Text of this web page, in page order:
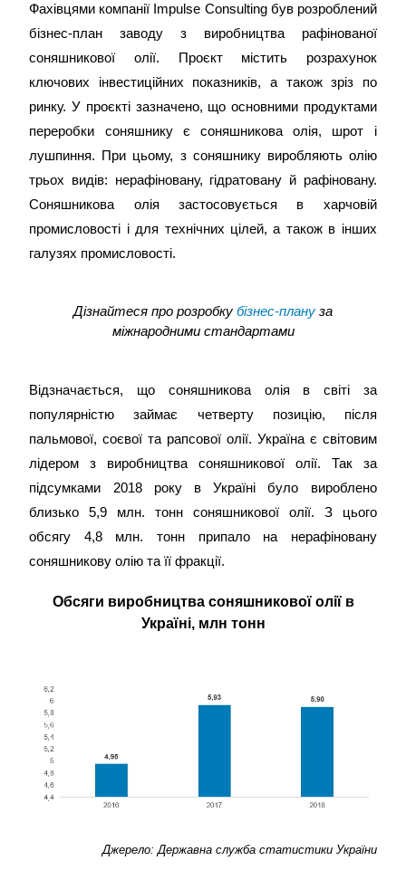
Фахівцями компанії Impulse Consulting був розроблений
бізнес-план заводу з виробництва рафінованої
соняшникової олії. Проєкт містить розрахунок
ключових інвестиційних показників, а також зріз по
ринку. У проєкті зазначено, що основними продуктами
переробки соняшнику є соняшникова олія, шрот і
лушпиння. При цьому, з соняшнику виробляють олію
трьох видів: нерафіновану, гідратовану й рафіновану.
Соняшникова олія застосовується в харчовій
промисловості і для технічних цілей, а також в інших
галузях промисловості.
Дізнайтеся про розробку бізнес-плану за
міжнародними стандартами
Відзначається, що соняшникова олія в світі за
популярністю займає четверту позицію, після
пальмової, соєвої та рапсової олії. Україна є світовим
лідером з виробництва соняшникової олії. Так за
підсумками 2018 року в Україні було вироблено
близько 5,9 млн. тонн соняшникової олії. З цього
обсягу 4,8 млн. тонн припало на нерафіновану
соняшникову олію та її фракції.
Обсяги виробництва соняшникової олії в
Україні, млн тонн
Джерело: Державна служба статистики України